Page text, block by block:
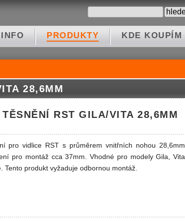
INFO PRODUKTY KDE KOUPÍM
28,6MM
TĚSNĚNÍ RST GILA/VITA 28,6MM
pro vidlice RST s průměrem vnitřních nohou 28,6mm,
pro montáž cca 37mm. Vhodné pro modely Gila, Vita,
Tento produkt vyžaduje odbornou montáž.